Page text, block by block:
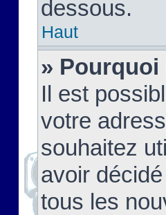
dessous.
Haut
» Pourquoi
Il est
votre
souhaitez
avoir
tous les